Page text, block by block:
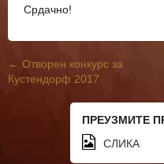
Срдачно!
Post
← Отворен конкурс за
Кустендорф 2017
ПРЕУЗМИТЕ
СЛИКА